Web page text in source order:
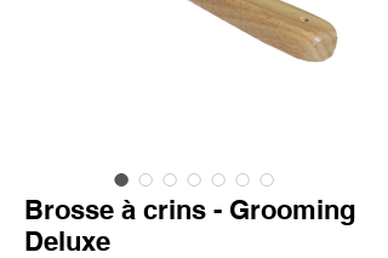
Brosse à crins - Grooming
Deluxe